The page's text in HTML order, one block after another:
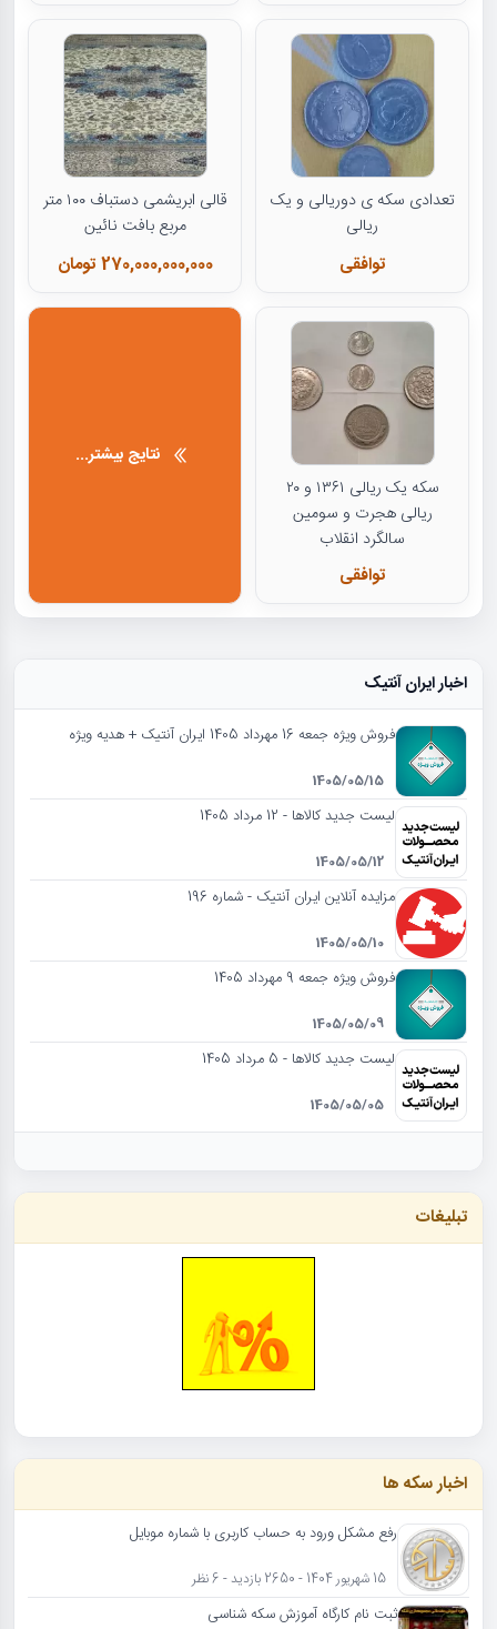
تعدادی سکه ی دوریالی و یک
ریالی
توافقی
قالی ابریشمی دستباف ۱۰۰ متر
مربع بافت نائین
270,000,000,000 تومان
سکه یک ریالی ۱۳۶۱ و ۲۰
ریالی هجرت و سومین
سالگرد انقلاب
توافقی
نتایج بیشتر...
اخبار ایران آنتیک
فروش ویژه جمعه 16 مهرداد 1405 ایران آنتیک + هدیه ویژه
1405/05/15
لیست جدید کالاها - 12 مرداد 1405
1405/05/12
مزایده آنلاین ایران آنتیک - شماره 196
1405/05/10
فروش ویژه جمعه 9 مهرداد 1405
1405/05/09
لیست جدید کالاها - 5 مرداد 1405
1405/05/05
تبلیغات
اخبار سکه ها
رفع مشکل ورود به حساب کاربری با شماره موبایل
15 شهریور 1404 - 2650 بازدید - 6 نظر
ثبت نام کارگاه آموزش سکه شناسی